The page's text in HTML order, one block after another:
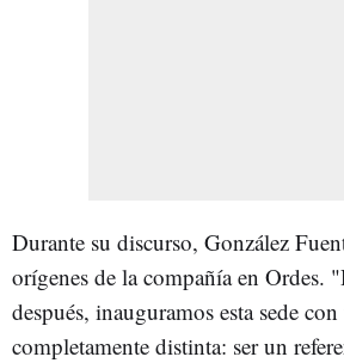
Durante su discurso, González
orígenes de la compañía en Ordes.
después, inauguramos esta sede
completamente distinta: ser un